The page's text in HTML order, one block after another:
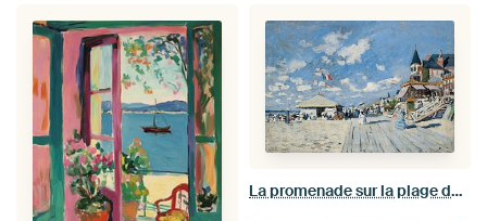
La promenade sur la plage de Trouville, Claude Monet